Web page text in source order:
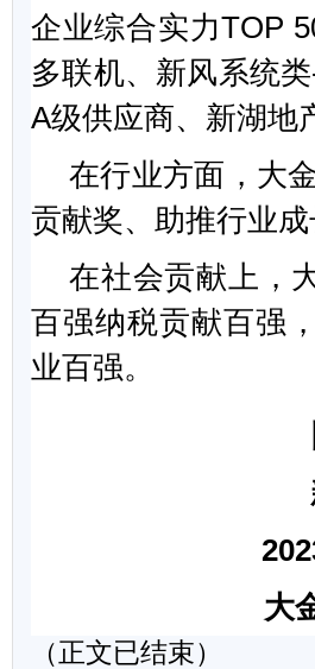
企业综合实力TOP
多联机、新风系统
A级供应商、新湖地
在行业方面，大
贡献奖、助推行业
在社会贡献上，
百强纳税贡献百强
业百强。
大
（正文已结束）